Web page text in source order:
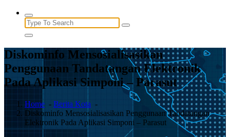
Search
for:
Diskominfo Mensosialisasikan
Penggunaan Tandatangan Elektronik
Pada Aplikasi Simponi – Parasut
Home - Berita Kota -
Diskominfo Mensosialisasikan Penggunaan Tandatangan
Elektronik Pada Aplikasi Simponi – Parasut